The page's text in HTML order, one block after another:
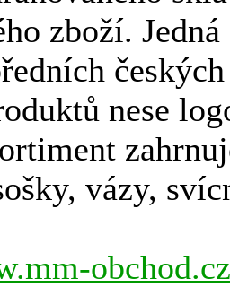
zboží. Jedná
nese
vázy,
obchod.cz